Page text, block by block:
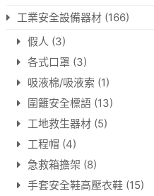
工業安全設備器材 (166)
假人 (3)
各式口罩 (3)
吸液棉/吸液索 (1)
圍籬安全標語 (13)
工地救生器材 (5)
工程帽 (4)
急救箱擔架 (8)
手套安全鞋高壓衣鞋 (15)